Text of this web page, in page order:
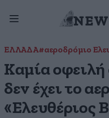
ΕΛΛΑΔΑ#αεροδρόμιο
Καμία οφειλή
δεν έχει το
«Ελευθέριος